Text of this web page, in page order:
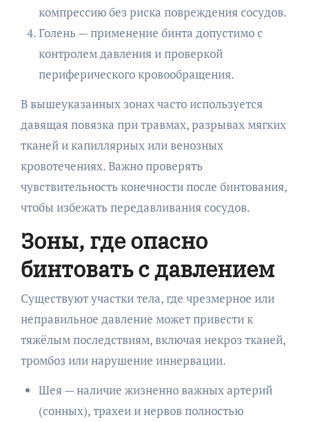
компрессию без риска повреждения сосудов.
Голень — применение бинта допустимо с
контролем давления и проверкой
периферического кровообращения.
В вышеуказанных зонах часто используется
давящая повязка при травмах, разрывах мягких
тканей и капиллярных или венозных
кровотечениях. Важно проверять
чувствительность конечности после бинтования,
чтобы избежать передавливания сосудов.
Зоны, где опасно
бинтовать с давлением
Существуют участки тела, где чрезмерное или
неправильное давление может привести к
тяжёлым последствиям, включая некроз тканей,
тромбоз или нарушение иннервации.
Шея — наличие жизненно важных артерий
(сонных), трахеи и нервов полностью